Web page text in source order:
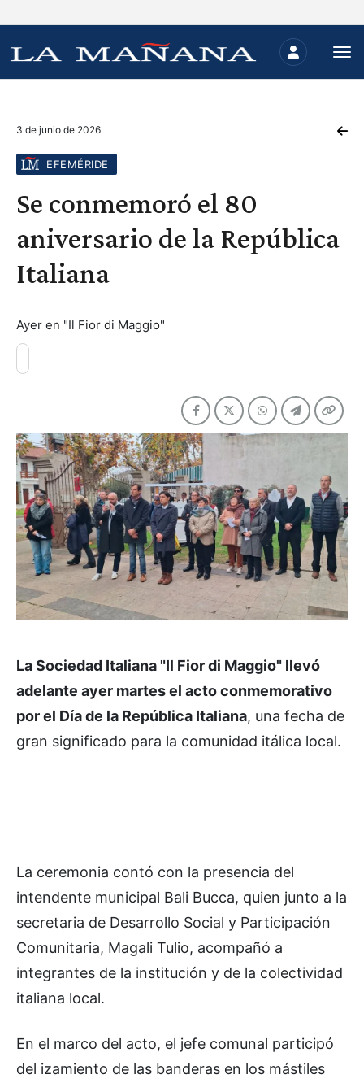
3 de junio de 2026
EFEMÉRIDE
Se conmemoró el 80
aniversario de la República
Italiana
Ayer en "Il Fior di Maggio"
La Sociedad Italiana "Il Fior di Maggio" llevó
adelante ayer martes el acto conmemorativo
por el Día de la República Italiana, una fecha de
gran significado para la comunidad itálica local.
La ceremonia contó con la presencia del
intendente municipal Bali Bucca, quien junto a la
secretaria de Desarrollo Social y Participación
Comunitaria, Magali Tulio, acompañó a
integrantes de la institución y de la colectividad
italiana local.
En el marco del acto, el jefe comunal participó
del izamiento de las banderas en los mástiles